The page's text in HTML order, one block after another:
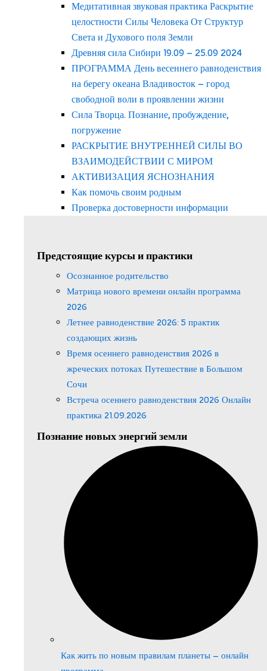
Медитативная звуковая практика Раскрытие
целостности Силы Человека От Структур
Света и Духового поля Земли
Древняя сила Сибири 19.09 – 25.09 2024
ПРОГРАММА День весеннего равноденствия
на берегу океана Владивосток – город
свободной воли в проявлении жизни
Сила Творца. Познание, пробуждение,
погружение
РАСКРЫТИЕ ВНУТРЕННЕЙ СИЛЫ ВО
ВЗАИМОДЕЙСТВИИ С МИРОМ
АКТИВИЗАЦИЯ ЯСНОЗНАНИЯ
Как помочь своим родным
Проверка достоверности информации
Предстоящие курсы и практики
Осознанное родительство
Матрица нового времени онлайн программа
2026
Летнее равноденствие 2026: 5 практик
создающих жизнь
Время осеннего равноденствия 2026 в
жреческих потоках Путешествие в Большом
Сочи
Встреча осеннего равноденствия 2026 Онлайн
практика 21.09.2026
Познание новых энергий земли
Как жить по новым правилам планеты – онлайн